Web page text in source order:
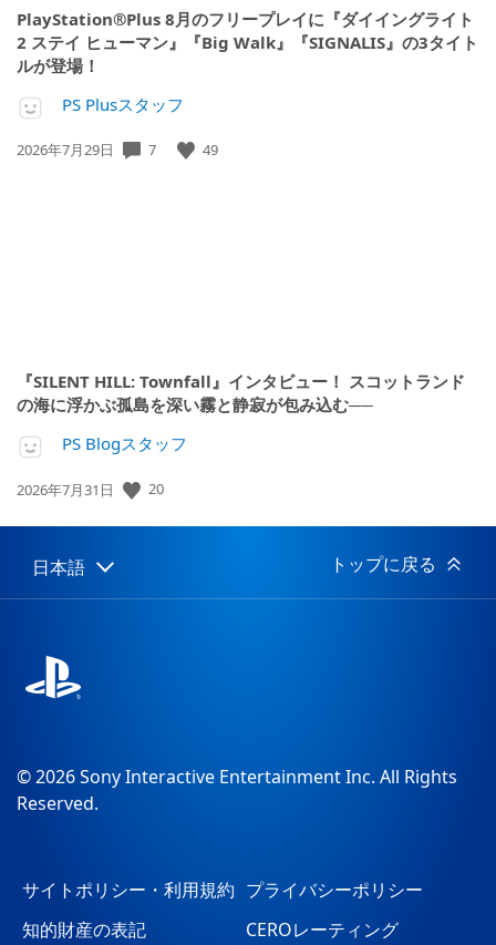
PlayStation®Plus 8月のフリープレイに『ダイイングライト
2 ステイ ヒューマン』『Big Walk』『SIGNALIS』の3タイト
ルが登場！
PS Plusスタッフ
公
2026年7月29日 7 49
『SILENT HILL: Townfall』インタビュー！ スコットランド
の海に浮かぶ孤島を深い霧と静寂が包み込む──
PS Blogスタッフ
公
日:
2026年7月31日 20
Select
a
Current
region:
日本語 トップに戻る
© 2026 Sony Interactive Entertainment Inc. All Rights
Reserved.
サイトポリシー・利用規約 プライバシーポリシー
知的財産の表記
CEROレーティング